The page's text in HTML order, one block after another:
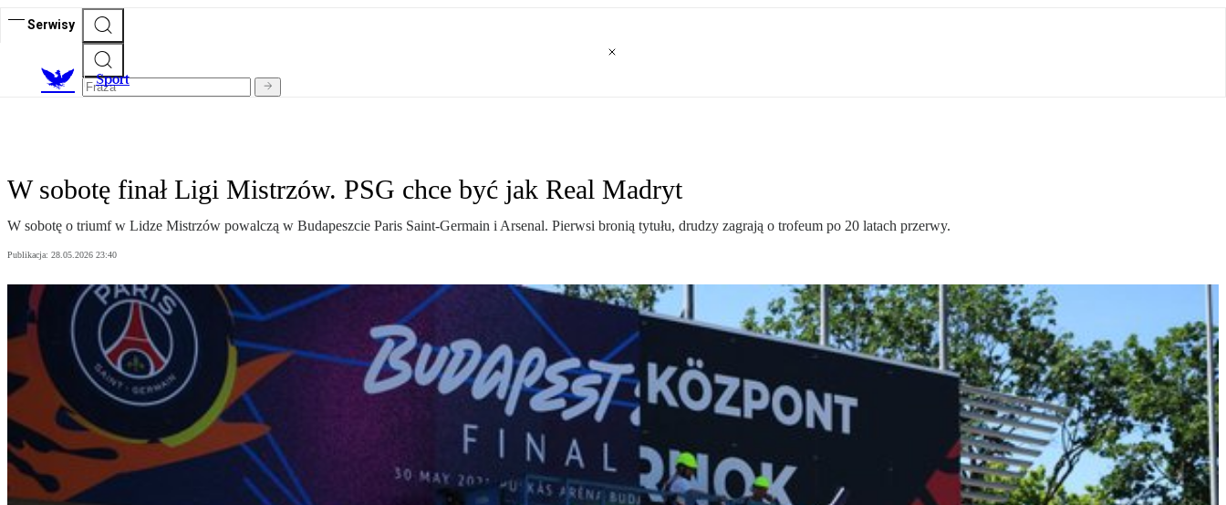
Serwisy
Sport
W sobotę finał Ligi Mistrzów. PSG chce być jak Real Madryt
W sobotę o triumf w Lidze Mistrzów powalczą w Budapeszcie Paris Saint-Germain i Arsenal. Pierwsi bronią tytułu, drudzy zagrają o trofeum po 20 latach przerwy.
Publikacja: 28.05.2026 23:40